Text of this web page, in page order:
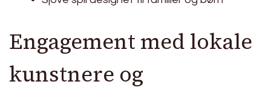
Engagement med lokale
kunstnere og